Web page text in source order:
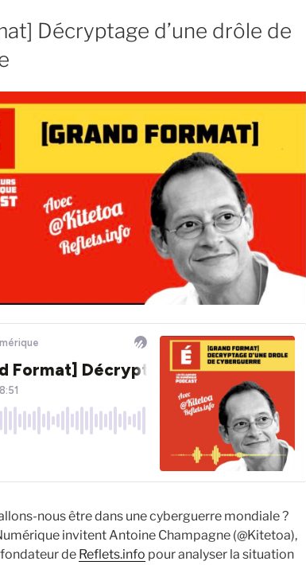
Décryptage d’une drôle de
nous être dans une cyberguerre mondiale ?
invitent Antoine Champagne (@Kitetoa),
de Reflets.info pour analyser la situation